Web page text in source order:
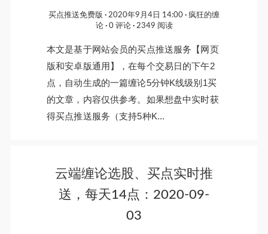
买点推送免费版 2020年9月4日 14:00
疯狂的缠
论
0 评论 2349 阅读
本文是基于网站会员的买点推送服务【网页
版和安卓版通用】，在每个交易日的下午2
点，自动生成的一篇缠论5分钟K线级别1买
的文章，内容仅供参考。如果想盘中实时获
得买点推送服务（支持5种K...
云端缠论选股、买点实时推
送，每天14点：2020-09-
03